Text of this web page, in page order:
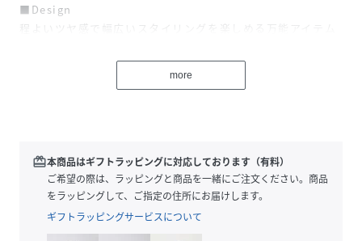
■Design
程よいツヤ感で幅広いスタイリングを楽しめる万能アイテム
ベーシックカラーの無地と、JEANASISらしいニュアンス柄
用できます。
■Material
軽く、さらっとした肌当たりのポリエステル生地を使用。
程よいツヤが、イージーパンツでもラフになりすぎずスタイ
more
redeem本商品はギフトラッピングに対応しております（有料）
ご希望の際は、ラッピングと商品を一緒にご注文ください。商品
をラッピングして、ご指定の住所にお届けします。
ギフトラッピングサービスについて